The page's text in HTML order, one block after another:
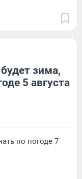
зима,
5 августа
по погоде 7